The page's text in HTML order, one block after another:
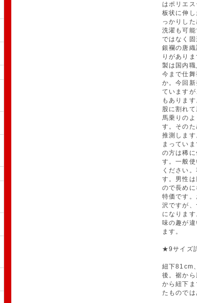
はポリエ
板状に伸
っかりし
洗濯も可
ではなく
銀襴の唐
りがあり
製は国内職
今まで仕舞
か。今回
ています
もありま
股に割れ
馬乗りの
す。そのた
推測しま
まってい
の方は稀に
す。一般
ください
す。男性
ので長め
特価です
沢ですが
になりま
味の趣が
ます。
★9サイ
紐下81cm
後。裾か
から紐下
たものでは